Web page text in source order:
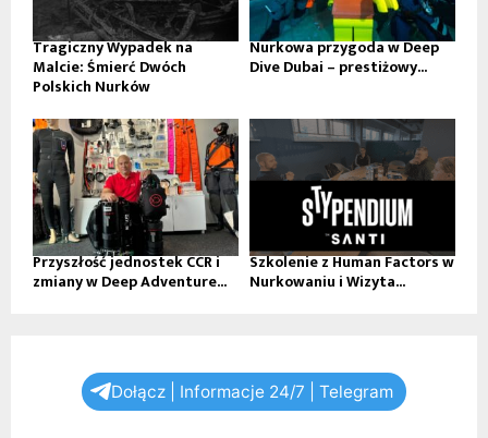
Tragiczny Wypadek na
Malcie: Śmierć Dwóch
Polskich Nurków
Nurkowa przygoda w Deep
Dive Dubai – prestiżowy...
Przyszłość jednostek CCR i
zmiany w Deep Adventure...
Szkolenie z Human Factors w
Nurkowaniu i Wizyta...
Dołącz | Informacje 24/7 | Telegram